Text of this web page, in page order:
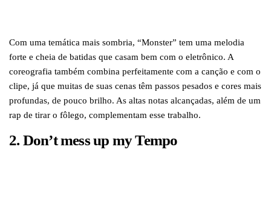
Com uma temática mais sombria, “Monster” tem uma melodia
forte e cheia de batidas que casam bem com o eletrônico. A
coreografia também combina perfeitamente com a canção e com o
clipe, já que muitas de suas cenas têm passos pesados e cores mais
profundas, de pouco brilho. As altas notas alcançadas, além de um
rap de tirar o fôlego, complementam esse trabalho.
2. Don’t mess up myTempo